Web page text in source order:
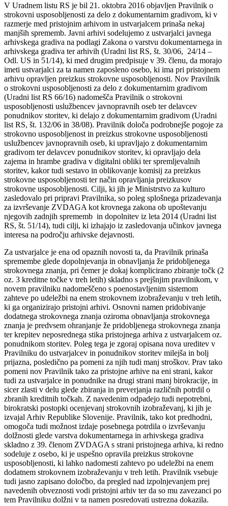
V Uradnem listu RS je bil 21. oktobra 2016 objavljen Pravilnik o
strokovni usposobljenosti za delo z dokumentarnim gradivom, ki v
razmerje med pristojnim arhivom in ustvarjalcem prinaša nekaj
manjših sprememb. Javni arhivi sodelujemo z ustvarjalci javnega
arhivskega gradiva na podlagi Zakona o varstvu dokumentarnega in
arhivskega gradiva ter arhivih (Uradni list RS, št. 30/06, 24/14 –
Odl. US in 51/14), ki med drugim predpisuje v 39. členu, da morajo
imeti ustvarjalci za ta namen zaposleno osebo, ki ima pri pristojnem
arhivu opravljen preizkus strokovne usposobljenosti. Nov Pravilnik
o strokovni usposobljenosti za delo z dokumentarnim gradivom
(Uradni list RS 66/16) nadomešča Pravilnik o strokovni
usposobljenosti uslužbencev javnopravnih oseb ter delavcev
ponudnikov storitev, ki delajo z dokumentarnim gradivom (Uradni
list RS, št. 132/06 in 38/08). Pravilnik določa podrobnejše pogoje za
strokovno usposobljenost in preizkus strokovne usposobljenosti
uslužbencev javnopravnih oseb, ki upravljajo z dokumentarnim
gradivom ter delavcev ponudnikov storitev, ki opravljajo dela
zajema in hrambe gradiva v digitalni obliki ter spremljevalnih
storitev, kakor tudi sestavo in oblikovanje komisij za preizkus
strokovne usposobljenosti ter način opravljanja preizkusov
strokovne usposobljenosti. Cilji, ki jih je Ministrstvo za kulturo
zasledovalo pri pripravi Pravilnika, so poleg splošnega prizadevanja
za izvrševanje ZVDAGA kot krovnega zakona ob upoštevanju
njegovih zadnjih sprememb in dopolnitev iz leta 2014 (Uradni list
RS, št. 51/14), tudi cilji, ki izhajajo iz zasledovanja učinkov javnega
interesa na področju arhivske dejavnosti.
Za ustvarjalce je ena od opaznih novosti ta, da Pravilnik prinaša
spremembe glede dopolnjevanja in obnavljanja že pridobljenega
strokovnega znanja, pri čemer je dokaj komplicirano zbiranje točk (2
oz. 3 kreditne točke v treh letih) skladno s prejšnjim pravilnikom, v
novem pravilniku nadomeščeno s poenostavljenim sistemom
zahteve po udeležbi na enem strokovnem izobraževanju v treh letih,
ki ga organizirajo pristojni arhivi. Osnovni namen pridobivanje
dodatnega strokovnega znanja oziroma obnavljanja strokovnega
znanja je predvsem ohranjanje že pridobljenega strokovnega znanja
ter krepitev neposrednega stika pristojnega arhiva z ustvarjalcem oz.
ponudnikom storitev. Poleg tega je zgoraj opisana nova ureditev v
Pravilniku do ustvarjalcev in ponudnikov storitev milejša in bolj
prijazna, posledično pa pomeni za njih tudi manj stroškov. Prav tako
pomeni nov Pravilnik tako za pristojne arhive na eni strani, kakor
tudi za ustvarjalce in ponudnike na drugi strani manj birokracije, in
sicer zlasti v delu glede zbiranja in preverjanja različnih potrdil o
zbranih kreditnih točkah. Z navedenim odpadejo tudi nepotrebni,
birokratski postopki ocenjevanj strokovnih izobraževanj, ki jih je
izvajal Arhiv Republike Slovenije. Pravilnik, tako kot predhodni,
omogoča tudi možnost izdaje posebnega potrdila o izvrševanju
dolžnosti glede varstva dokumentarnega in arhivskega gradiva
skladno z 39. členom ZVDAGA s strani pristojnega arhiva, ki redno
sodeluje z osebo, ki je uspešno opravila preizkus strokovne
usposobljenosti, ki lahko nadomesti zahtevo po udeležbi na enem
dodatnem strokovnem izobraževanju v treh letih. Pravilnik vsebuje
tudi jasno zapisano določbo, da pregled nad izpolnjevanjem prej
navedenih obveznosti vodi pristojni arhiv ter da so mu zavezanci po
tem Pravilniku dolžni v ta namen posredovati ustrezna dokazila.